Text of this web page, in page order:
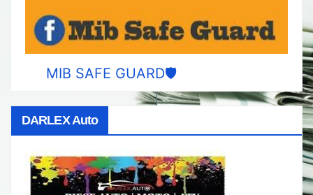
MIB SAFE GUARD🛡️
DARLEX Auto